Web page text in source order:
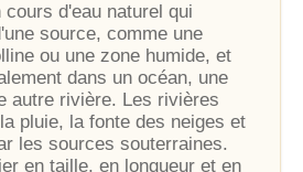
d'eau naturel qui
source, comme une
ou une zone humide, et
dans un océan, une
autre rivière. Les rivières
pluie, la fonte des neiges et
les sources souterraines.
en taille, en longueur et en